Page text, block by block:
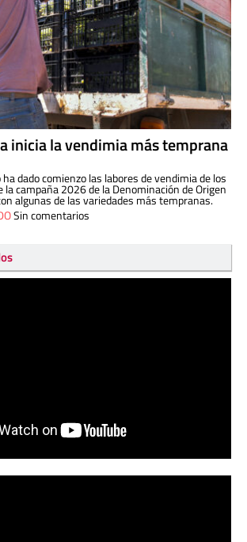
inicia la vendimia más temprana
dado comienzo las labores de vendimia de los
la campaña 2026 de la Denominación de Origen
algunas de las variedades más tempranas.
Sin comentarios